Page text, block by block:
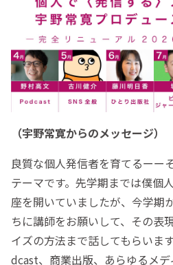
（宇野常寛からのメッセージ）
良質な個人発信者を育てるーー
テーマです。先学期までは僕個
座を開いていましたが、今学期
ちに講師をお願いして、その表
イズの方法まで話してもらいま
dcast、商業出版、あらゆるメ